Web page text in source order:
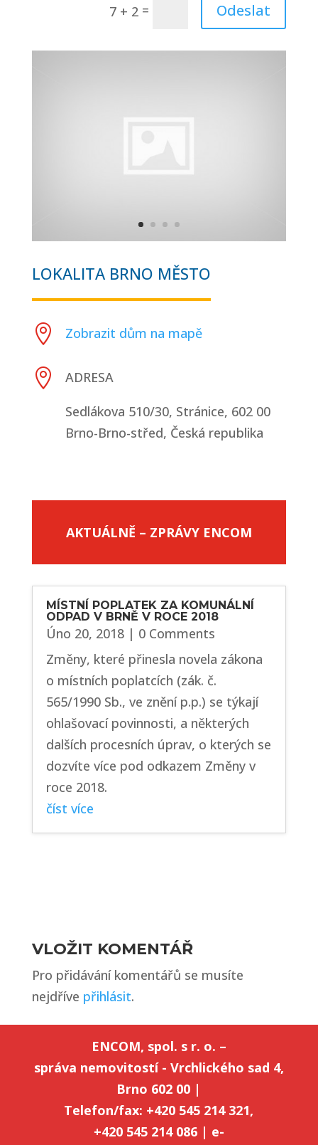
7 + 2 = Odeslat
LOKALITA BRNO MĚSTO
 Zobrazit dům na mapě

ADRESA
Sedlákova 510/30, Stránice, 602 00
Brno-Brno-střed, Česká republika
AKTUÁLNĚ – ZPRÁVY ENCOM
MÍSTNÍ POPLATEK ZA KOMUNÁLNÍ
ODPAD V BRNĚ V ROCE 2018
Úno 20, 2018| 0 Comments
Změny, které přinesla novela zákona
o místních poplatcích (zák. č.
565/1990 Sb., ve znění p.p.) se týkají
ohlašovací povinnosti, a některých
dalších procesních úprav, o kterých se
dozvíte více pod odkazem Změny v
roce 2018.
číst více
VLOŽIT KOMENTÁŘ
Pro přidávání komentářů se musíte
nejdříve přihlásit.
ENCOM, spol. s r. o. –
správa nemovitostí - Vrchlického sad 4,
Brno 602 00 |
Telefon/fax: +420 545 214 321,
+420 545 214 086 | e-